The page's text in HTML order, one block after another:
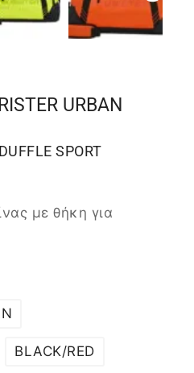
URBAN
SPORT
με θήκη για
BLACK/RED